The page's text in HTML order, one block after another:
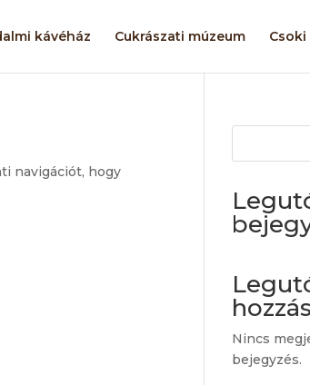
kávéház Cukrászati múzeum
navigációt, hogy
Nincs
bejegyzés.